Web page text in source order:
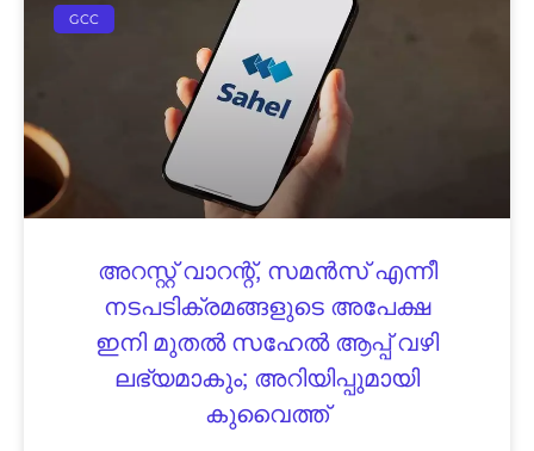
GCC
അറസ്റ്റ് വാറന്റ്, സമൻസ് എന്നീ
നടപടിക്രമങ്ങളുടെ അപേക്ഷ
ഇനി മുതൽ സഹേൽ ആപ്പ് വഴി
ലഭ്യമാകും; അറിയിപ്പുമായി
കുവൈത്ത്